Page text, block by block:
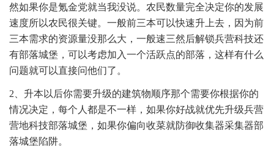
然如果你是氪金党就当我没说。农民数量完全决定你的发展
速度所以农民很关键。一般前三本可以快速升上去，因为前
三本需求的资源量没那么大，一般速三然后解锁兵营科技还
有部落城堡，可以考虑加入一个活跃点的部落，这样有什么
问题就可以直接问他们了。
2、升本以后你需要升级的建筑物顺序那个需要你根据你的
情况决定，每个人都是不一样，如果你好战就优先升级兵营
营地科技部落城堡，如果你偏向收菜就防御收集器采集器部
落城堡陷阱。